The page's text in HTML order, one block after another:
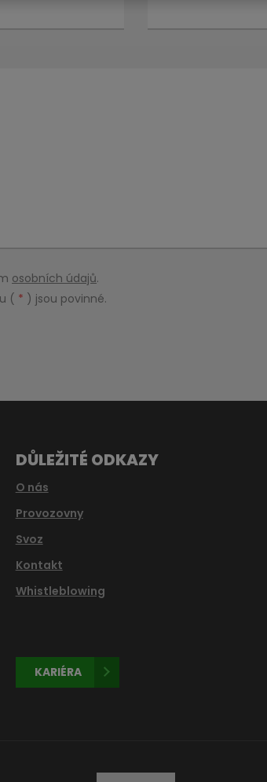
osobních údajů.
( * ) jsou povinné.
DŮLEŽITÉ ODKAZY
O nás
Provozovny
Svoz
Kontakt
Whistleblowing
KARIÉRA